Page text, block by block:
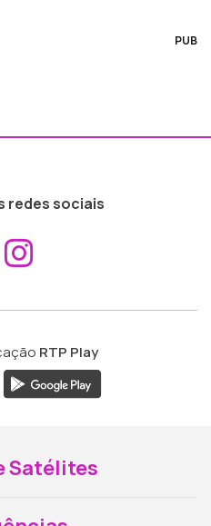
PUB
redes sociais
Aceder ao
RTP Play
Satélites